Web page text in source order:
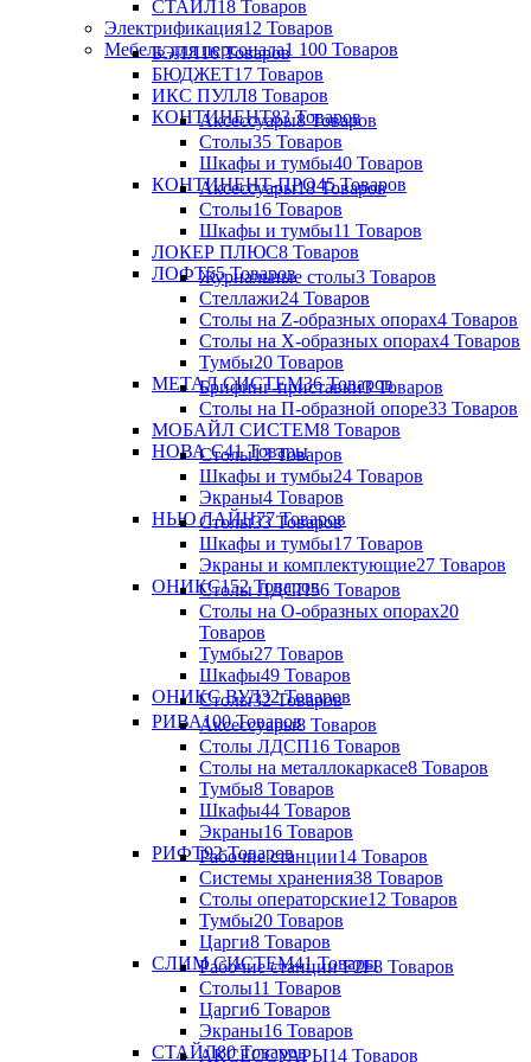
СТАЙЛ18 Товаров
Электрификация12 Товаров
Мебель для персонала1 100 Товаров
БЭЛЛ16 Товаров
БЮДЖЕТ17 Товаров
ИКС ПУЛЛ8 Товаров
КОНТИНЕНТ83 Товаров
Аксессуары8 Товаров
Столы35 Товаров
Шкафы и тумбы40 Товаров
КОНТИНЕНТ-ПРО45 Товаров
Аксессуары18 Товаров
Столы16 Товаров
Шкафы и тумбы11 Товаров
ЛОКЕР ПЛЮС8 Товаров
ЛОФТ55 Товаров
Журнальные столы3 Товаров
Стеллажи24 Товаров
Столы на Z-образных опорах4 Товаров
Столы на Х-образных опорах4 Товаров
Тумбы20 Товаров
МЕТАЛ СИСТЕМ36 Товаров
Брифинг-приставки3 Товаров
Столы на П-образной опоре33 Товаров
МОБАЙЛ СИСТЕМ8 Товаров
НОВА С41 Товары
Столы13 Товаров
Шкафы и тумбы24 Товаров
Экраны4 Товаров
НЬЮ ЛАЙН77 Товаров
Столы33 Товаров
Шкафы и тумбы17 Товаров
Экраны и комплектующие27 Товаров
ОНИКС152 Товаров
Столы ЛДСП56 Товаров
Столы на О-образных опорах20
Товаров
Тумбы27 Товаров
Шкафы49 Товаров
ОНИКС ВУД32 Товаров
Столы32 Товаров
РИВА100 Товаров
Аксессуары8 Товаров
Столы ЛДСП16 Товаров
Столы на металлокаркасе8 Товаров
Тумбы8 Товаров
Шкафы44 Товаров
Экраны16 Товаров
РИФТ92 Товаров
Рабочие станции14 Товаров
Системы хранения38 Товаров
Столы операторские12 Товаров
Тумбы20 Товаров
Царги8 Товаров
СЛИМ СИСТЕМ41 Товары
Рабочие станции F2F8 Товаров
Столы11 Товаров
Царги6 Товаров
Экраны16 Товаров
СТАЙЛ80 Товаров
АКСЕССУАРЫ14 Товаров